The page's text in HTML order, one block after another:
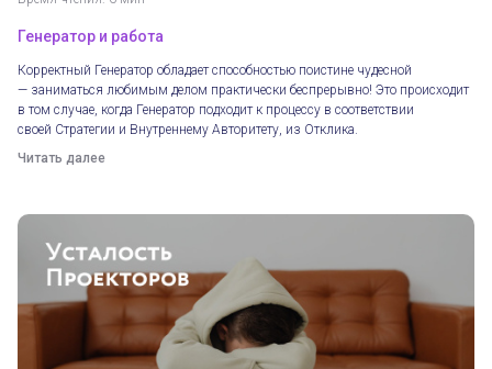
Генератор и работа
Корректный Генератор обладает способностью поистине чудесной
— заниматься любимым делом практически беспрерывно! Это происходит
в том случае, когда Генератор подходит к процессу в соответствии
своей Стратегии и Внутреннему Авторитету, из Отклика.
Читать далее